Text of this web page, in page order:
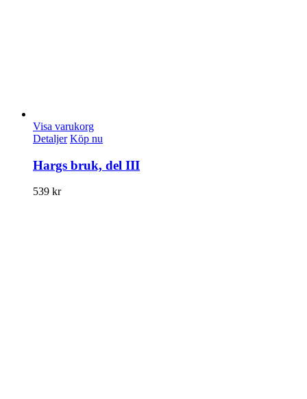
Visa varukorg
Detaljer Köp nu
Hargs bruk, del III
539 kr